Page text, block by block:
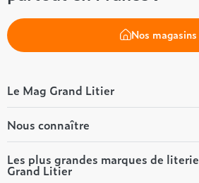
Nos magasins
Le Mag Grand Litier
Bien-être
Conseils literie
Tous les articles du Mag
Tous nos guides
Nous connaître
Qui sommes-nous ?
Nos valeurs
Les plus grandes marques de
Grand Litier